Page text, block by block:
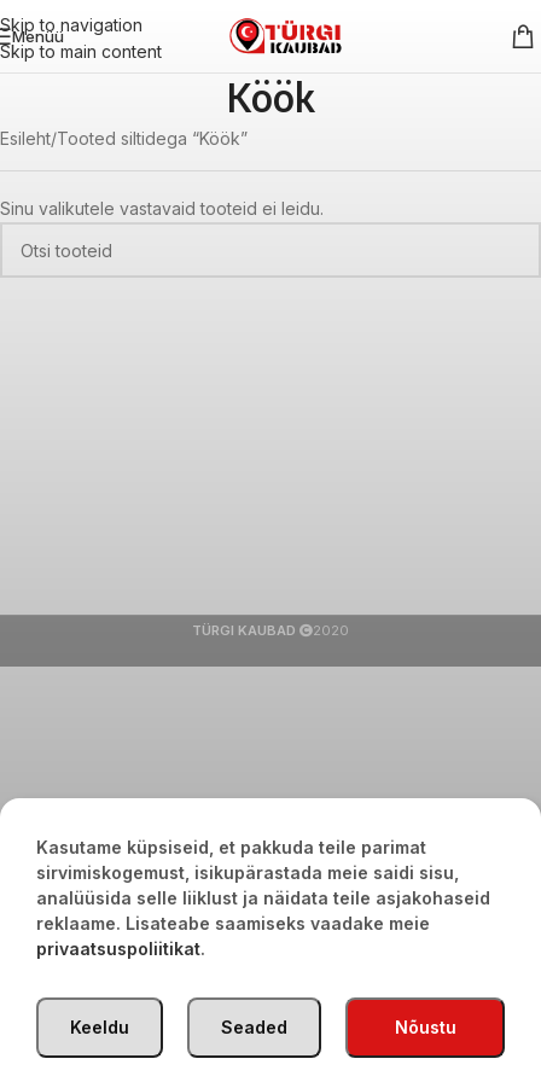
Skip to navigation
Skip to main content
Menüü
Köök
Esileht Tooted siltidega “Köök”
Sinu valikutele vastavaid tooteid ei leidu.
TÜRGI KAUBAD 2020
Kasutame küpsiseid, et pakkuda teile parimat
sirvimiskogemust, isikupärastada meie saidi sisu,
analüüsida selle liiklust ja näidata teile asjakohaseid
reklaame. Lisateabe saamiseks vaadake meie
privaatsuspoliitikat.
Nõustu
Seaded
Keeldu